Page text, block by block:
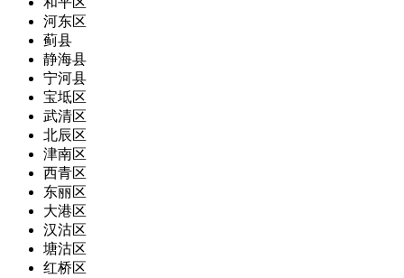
河东区
蓟县
静海县
宁河县
宝坻区
武清区
北辰区
津南区
西青区
东丽区
大港区
汉沽区
塘沽区
红桥区